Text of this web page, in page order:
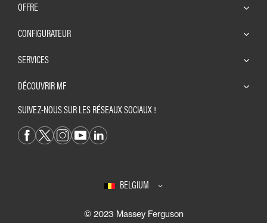
OFFRE
CONFIGURATEUR
SERVICES
DÉCOUVRIR MF
SUIVEZ-NOUS SUR LES RÉSEAUX SOCIAUX !
BELGIUM
© 2023 Massey Ferguson